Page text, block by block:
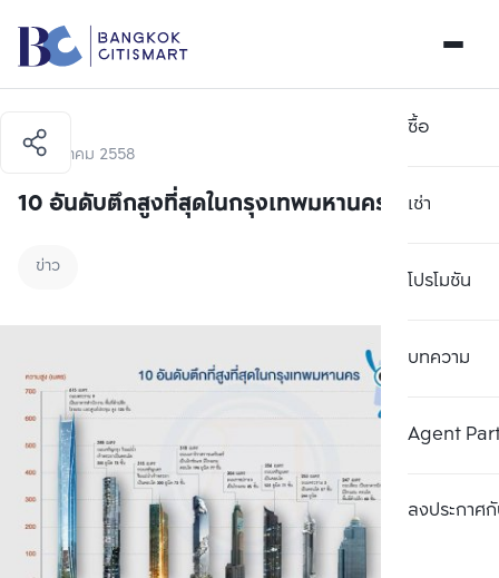
ซื้อ
เช่า
โปรโมชัน
บทความ
Agent
ลงประกาศกั
29 ธันวาคม 2558
10 อันดับตึกสูงที่สุดในกรุงเทพมหานคร
ข่าว